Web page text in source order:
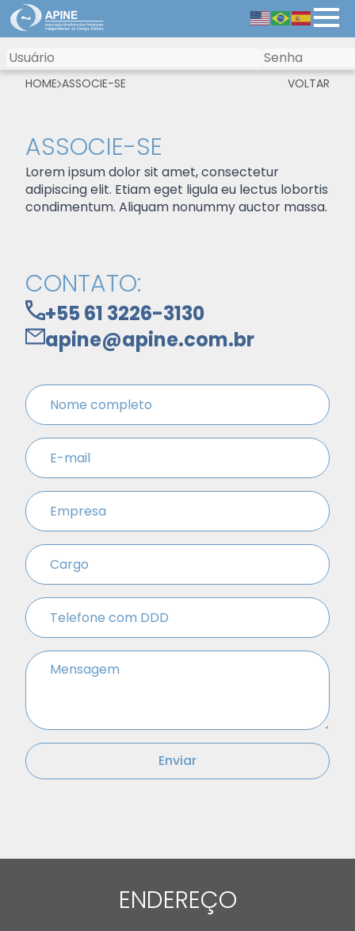
HOME ASSOCIE-SE VOLTAR
ASSOCIE-SE
Lorem ipsum dolor sit amet, consectetur
adipiscing elit. Etiam eget ligula eu lectus lobortis
condimentum. Aliquam nonummy auctor massa.
CONTATO:
+55 61 3226-3130
apine@apine.com.br
Name
*
Email
*
Empresa
*
Cargo
*
Telefone
*
Name
Enviar
ENDEREÇO